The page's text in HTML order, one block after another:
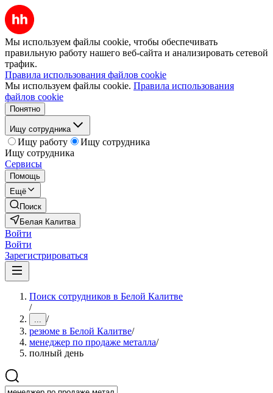
Мы используем файлы cookie, чтобы обеспечивать
правильную работу нашего веб-сайта и анализировать сетевой
трафик.
Правила использования файлов cookie
Мы используем файлы cookie. Правила использования
файлов cookie
Понятно
Ищу сотрудника
Ищу работу
Ищу сотрудника
Ищу сотрудника
Сервисы
Помощь
Ещё
Поиск
Белая Калитва
Войти
Войти
Зарегистрироваться
Поиск сотрудников в Белой Калитве
/
... /
резюме в Белой Калитве/
менеджер по продаже металла/
полный день